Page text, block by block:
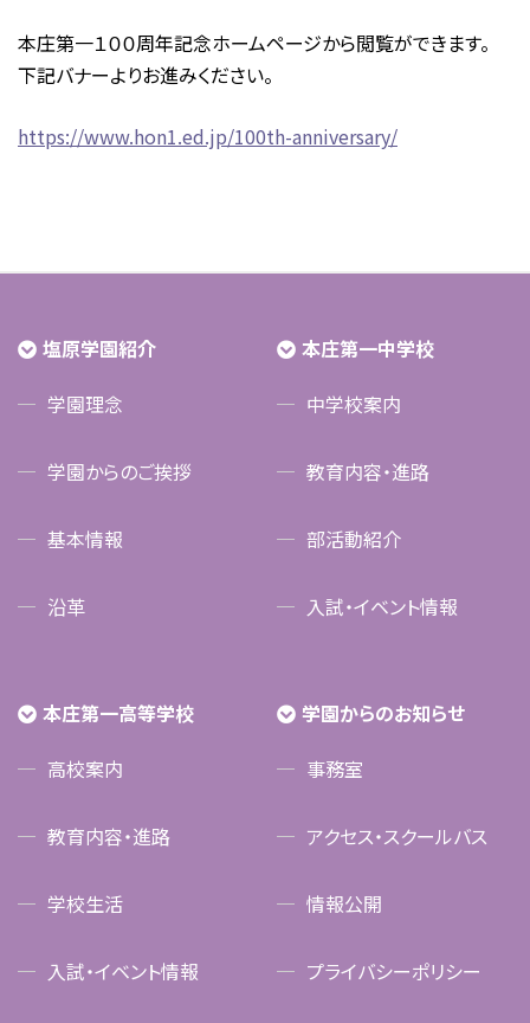
本庄第一１００周年記念ホームページから閲覧ができます。
下記バナーよりお進みください。
https://www.hon1.ed.jp/100th-anniversary/
塩原学園紹介
学園理念
学園からのご挨拶
基本情報
沿革
本庄第一中学校
中学校案内
教育内容・進路
部活動紹介
入試・イベント情報
本庄第一高等学校
高校案内
教育内容・進路
学校生活
入試・イベント情報
学園からのお知らせ
事務室
アクセス・スクールバス
情報公開
プライバシーポリシー